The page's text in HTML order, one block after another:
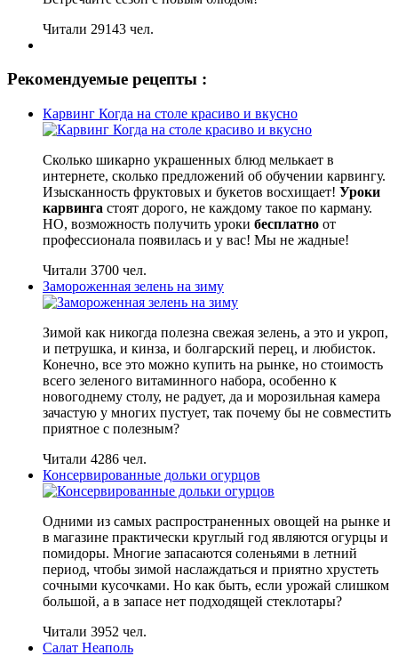
Читали 29143 чел.
Рекомендуемые рецепты :
Карвинг Когда на столе красиво и вкусно
Сколько шикарно украшенных блюд мелькает в
интернете, сколько предложений об обучении карвингу.
Изысканность фруктовых и букетов восхищает! Уроки
карвинга стоят дорого, не каждому такое по карману.
НО, возможность получить уроки бесплатно от
профессионала появилась и у вас! Мы не жадные!
Читали 3700 чел.
Замороженная зелень на зиму
Зимой как никогда полезна свежая зелень, а это и укроп,
и петрушка, и кинза, и болгарский перец, и любисток.
Конечно, все это можно купить на рынке, но стоимость
всего зеленого витаминного набора, особенно к
новогоднему столу, не радует, да и морозильная камера
зачастую у многих пустует, так почему бы не совместить
приятное с полезным?
Читали 4286 чел.
Консервированные дольки огурцов
Одними из самых распространенных овощей на рынке и
в магазине практически круглый год являются огурцы и
помидоры. Многие запасаются соленьями в летний
период, чтобы зимой наслаждаться и приятно хрустеть
сочными кусочками. Но как быть, если урожай слишком
большой, а в запасе нет подходящей стеклотары?
Читали 3952 чел.
Салат Неаполь